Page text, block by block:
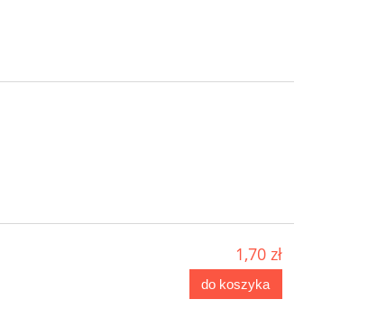
1,70 zł
do koszyka